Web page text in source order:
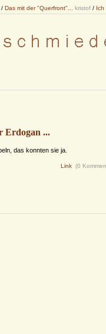
/ Das mit der "Querfront"... kristof / Ich
Erdogan ...
das konnten sie ja.
Link (0